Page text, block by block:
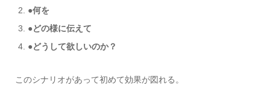
●何を
●どの様に伝えて
●どうして欲しいのか？
このシナリオがあって初めて効果が図れる。